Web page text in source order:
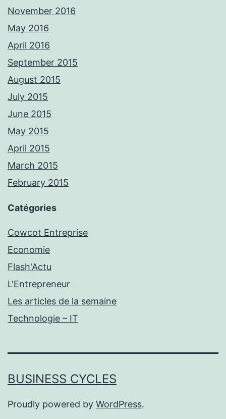
November 2016
May 2016
April 2016
September 2015
August 2015
July 2015
June 2015
May 2015
April 2015
March 2015
February 2015
Catégories
Cowcot Entreprise
Economie
Flash'Actu
L'Entrepreneur
Les articles de la semaine
Technologie – IT
BUSINESS CYCLES
Proudly powered by WordPress.